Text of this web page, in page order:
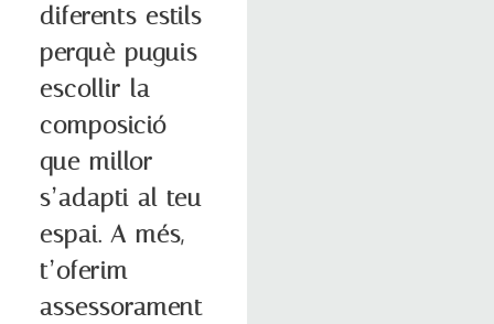
diferents estils
perquè puguis
escollir la
composició
que millor
s’adapti al teu
espai. A més,
t’oferim
assessorament